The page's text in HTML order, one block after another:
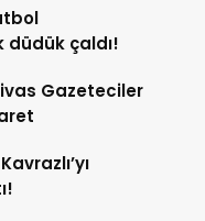
düdük çaldı!
Gazeteciler